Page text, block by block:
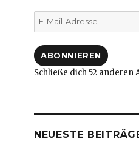
E-
Mail-
ABONNIEREN
Schließe dich 52 anderen
NEUESTE